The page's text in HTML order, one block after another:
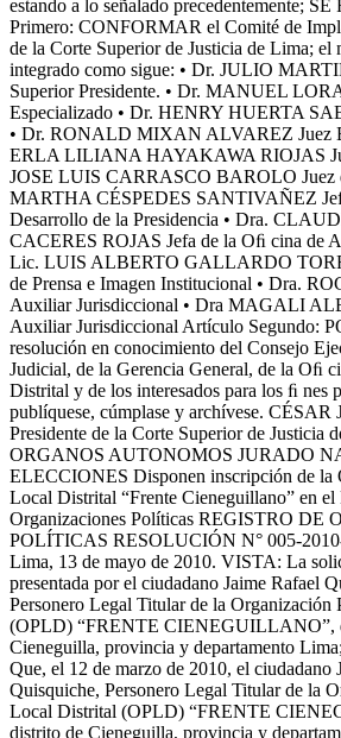
estando a lo señalado precedentemente;
Primero: CONFORMAR el Comité de
de la Corte Superior de Justicia de Lima; el
integrado como sigue: • Dr. JULIO
Superior Presidente. • Dr. MANUEL
Especializado • Dr. HENRY HUERTA
• Dr. RONALD MIXAN ALVAREZ Juez
ERLA LILIANA HAYAKAWA RIOJAS
JOSE LUIS CARRASCO BAROLO Juez
MARTHA CÉSPEDES SANTIVAÑEZ
Desarrollo de la Presidencia • Dra.
CACERES ROJAS Jefa de la Oﬁ cina de
Lic. LUIS ALBERTO GALLARDO
de Prensa e Imagen Institucional • Dra.
Auxiliar Jurisdiccional • Dra MAGALI
Auxiliar Jurisdiccional Artículo Segundo:
resolución en conocimiento del Consejo
Judicial, de la Gerencia General, de la Oﬁ
Distrital y de los interesados para los ﬁ nes
publíquese, cúmplase y archívese.
Presidente de la Corte Superior de Justicia
ORGANOS AUTONOMOS JURADO
ELECCIONES Disponen inscripción de la
Local Distrital “Frente Cieneguillano” en el
Organizaciones Políticas REGISTRO DE
POLÍTICAS RESOLUCIÓN N° 005-
Lima, 13 de mayo de 2010. VISTA: La
presentada por el ciudadano Jaime Rafael
Personero Legal Titular de la
(OPLD) “FRENTE CIENEGUILLANO”,
Cieneguilla, provincia y departamento
Que, el 12 de marzo de 2010, el ciudadano
Quisquiche, Personero Legal Titular de la
Local Distrital (OPLD) “FRENTE
distrito de Cieneguilla, provincia y